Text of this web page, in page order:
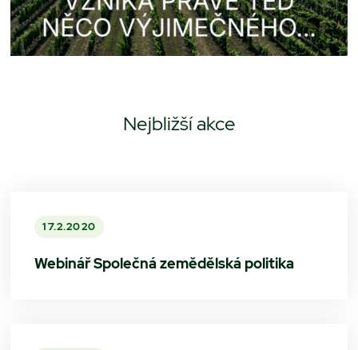
Nejbližší akce
17.2.2020
Webinář Společná zemědělská politika